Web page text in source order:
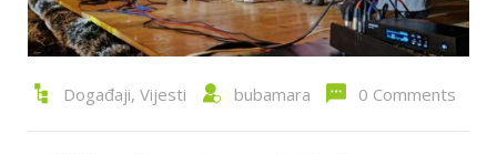
Događaji, Vijesti bubamara 0 Comments